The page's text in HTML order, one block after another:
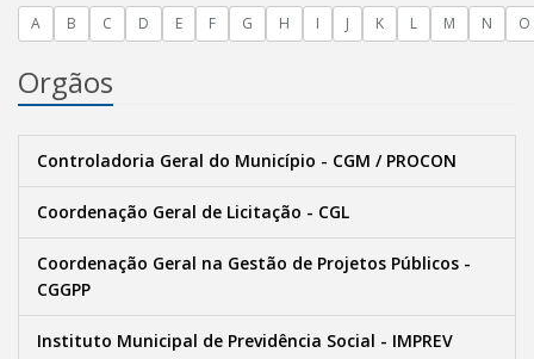
A B C D E F G H I J K L M N O
Orgãos
Controladoria Geral do Município - CGM / PROCON
Coordenação Geral de Licitação - CGL
Coordenação Geral na Gestão de Projetos Públicos -
CGGPP
Instituto Municipal de Previdência Social - IMPREV